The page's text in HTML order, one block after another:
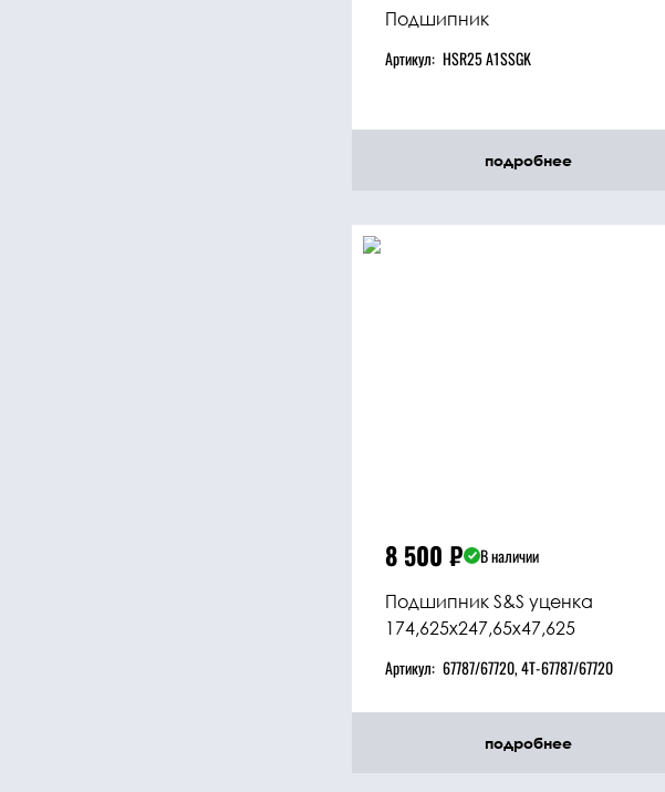
Подшипник
Артикул: HSR25 A1SSGK
подробнее
8 500 ₽
В наличии
Подшипник S&S уценка
174,625x247,65x47,625
Артикул: 67787/67720, 4T-67787/67720
подробнее